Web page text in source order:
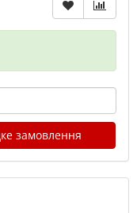
замовлення